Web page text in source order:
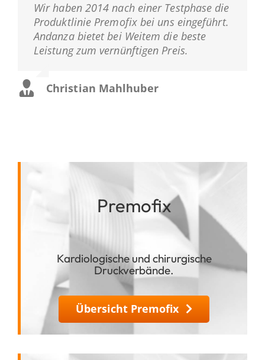
Wir haben 2014 nach einer Testphase die
Produktlinie Premofix bei uns eingeführt.
Andanza bietet bei Weitem die beste
Leistung zum vernünftigen Preis.
Christian Mahlhuber
Premofix
Kardiologische und chirurgische
Druckverbände.
Übersicht Premofix